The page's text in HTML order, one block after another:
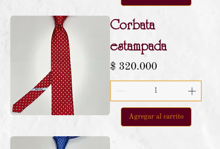
Corbata
estampada
Precio
$ 320.000
Agregar al carrito